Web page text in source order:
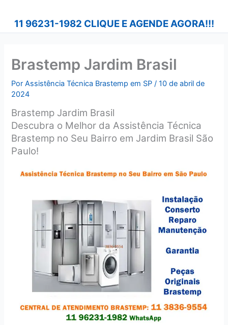
11 96231-1982 CLIQUE E AGENDE AGORA!!!
Brastemp Jardim Brasil
PorAssistência Técnica Brastemp em SP /10 de abril de
2024
Brastemp Jardim Brasil
Descubra o Melhor da Assistência Técnica
Brastemp no Seu Bairro em Jardim Brasil São
Paulo!